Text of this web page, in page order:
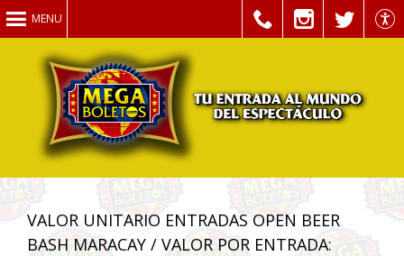
MENU
VALOR UNITARIO ENTRADAS OPEN BEER
BASH MARACAY / VALOR POR ENTRADA: